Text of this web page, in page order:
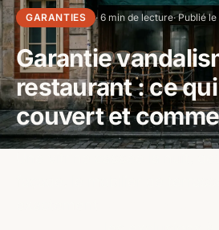
GARANTIES · 6 min de lecture· Publié
Garantie
restaurant : ce
couvert et